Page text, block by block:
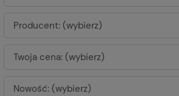
Producent: (wybierz)
Twoja cena: (wybierz)
Nowość: (wybierz)